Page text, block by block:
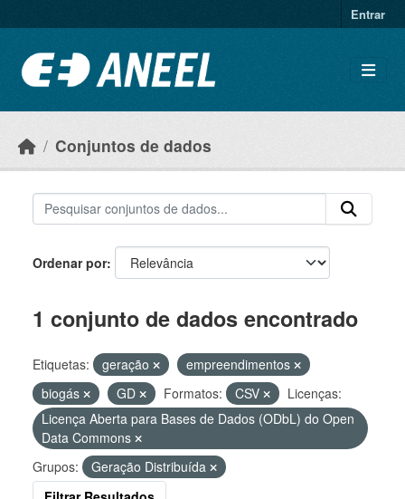
Entrar
Conjuntos de dados
Ordenar por
1 conjunto de dados encontrado
Etiquetas: geração
empreendimentos
biogás
GD Formatos: CSV
Licenças:
Licença Aberta para Bases de Dados (ODbL) do Open
Data Commons
Grupos:
Geração Distribuída